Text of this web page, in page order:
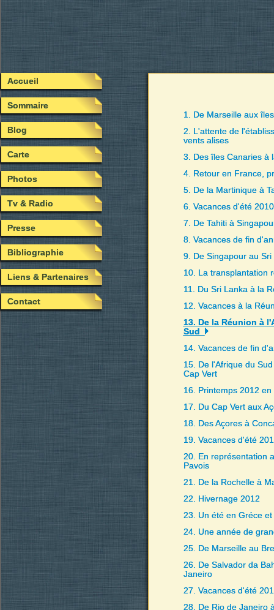
Accueil
Sommaire
Blog
Carte
Photos
Tv & Radio
Presse
Bibliographie
Liens & Partenaires
Contact
1. De Marseille aux
2. L'attente de
vents alises
3. Des îles Canaries à
4. Retour en France,
5. De la Martinique à
6. Vacances d'été
7. De Tahiti à
8. Vacances de fin
9. De Singapour au Sri
10. La transplantation
11. Du Sri Lanka à la
12. Vacances à la
13. De la Réunion à
Sud
14. Vacances de fin
15. De l'Afrique du
Cap Vert
16. Printemps 2012 en
17. Du Cap Vert aux
18. Des Açores à
19. Vacances d'été
20. En représentation
Pavois
21. De la Rochelle à
22. Hivernage 2012
23. Un été en Gréce
24. Une année de
25. De Marseille au
26. De Salvador da
Janeiro
27. Vacances d'été
28. De Rio de Janeiro